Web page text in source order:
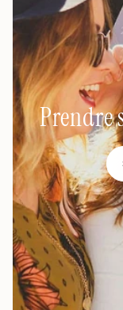
Prendre